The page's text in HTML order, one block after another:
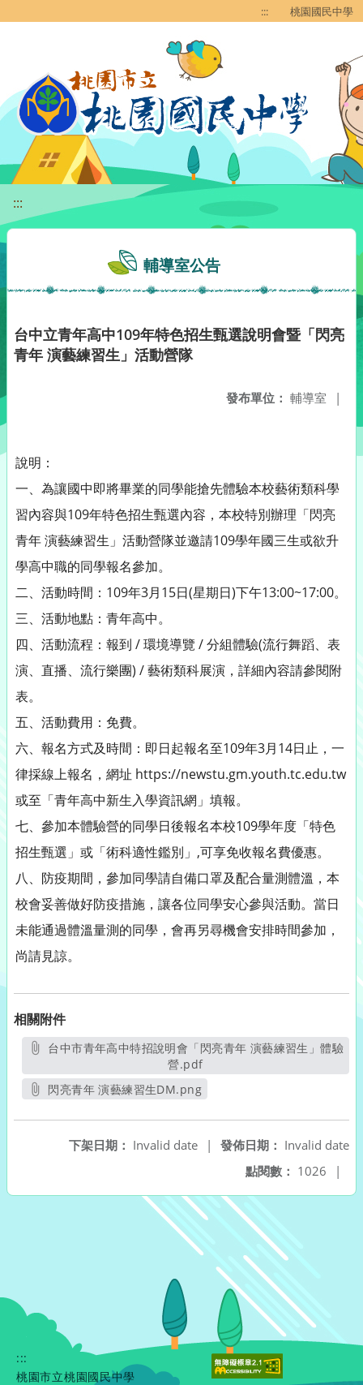
::: 桃園國民中學
:::
輔導室公告
台中立青年高中109年特色招生甄選說明會暨「閃亮
青年 演藝練習生」活動營隊
發布單位： 輔導室 |
說明：
一、為讓國中即將畢業的同學能搶先體驗本校藝術類科學
習內容與109年特色招生甄選內容，本校特別辦理「閃亮
青年 演藝練習生」活動營隊並邀請109學年國三生或欲升
學高中職的同學報名參加。
二、活動時間：109年3月15日(星期日)下午13:00~17:00。
三、活動地點：青年高中。
四、活動流程：報到 / 環境導覽 / 分組體驗(流行舞蹈、表
演、直播、流行樂團) / 藝術類科展演，詳細內容請參閱附
表。
五、活動費用：免費。
六、報名方式及時間：即日起報名至109年3月14日止，一
律採線上報名，網址 https://newstu.gm.youth.tc.edu.tw
或至「青年高中新生入學資訊網」填報。
七、參加本體驗營的同學日後報名本校109學年度「特色
招生甄選」或「術科適性鑑別」,可享免收報名費優惠。
八、防疫期間，參加同學請自備口罩及配合量測體溫，本
校會妥善做好防疫措施，讓各位同學安心參與活動。當日
未能通過體溫量測的同學，會再另尋機會安排時間參加，
尚請見諒。
相關附件
營.pdf另開新視窗
閃亮青年 演藝練習生DM.png
發佈日期： Invalid date
下架日期： Invalid date
|
點閱數： 1026 |
:::
桃園市立桃園國民中學